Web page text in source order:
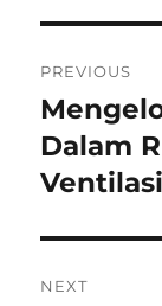
pos
PREVIOUS
Previous
post:
Dalam
Ventilasi
NEXT